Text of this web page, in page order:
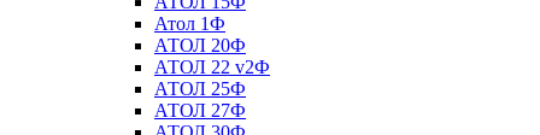
Атол 1Ф
АТОЛ 20Ф
АТОЛ 22 v2Ф
АТОЛ 25Ф
АТОЛ 27Ф